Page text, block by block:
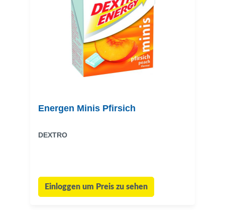
Energen Minis Pfirsich
DEXTRO
Einloggen um Preis zu sehen